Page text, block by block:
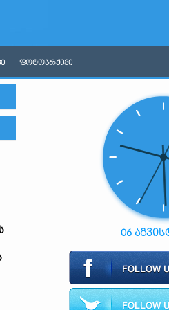
ᲤᲝᲢᲝᲐᲠᲥᲘᲕᲘ
06